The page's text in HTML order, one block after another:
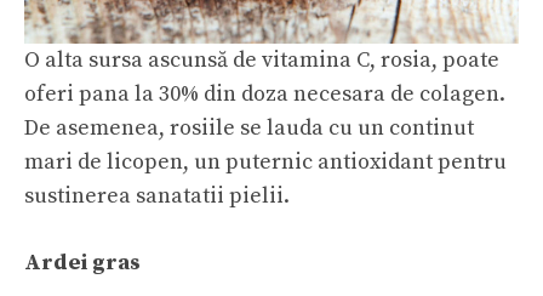
O alta sursa ascunsă de vitamina C, rosia, poate
oferi pana la 30% din doza necesara de colagen.
De asemenea, rosiile se lauda cu un continut
mari de licopen, un puternic antioxidant pentru
sustinerea sanatatii pielii.
Ardei gras